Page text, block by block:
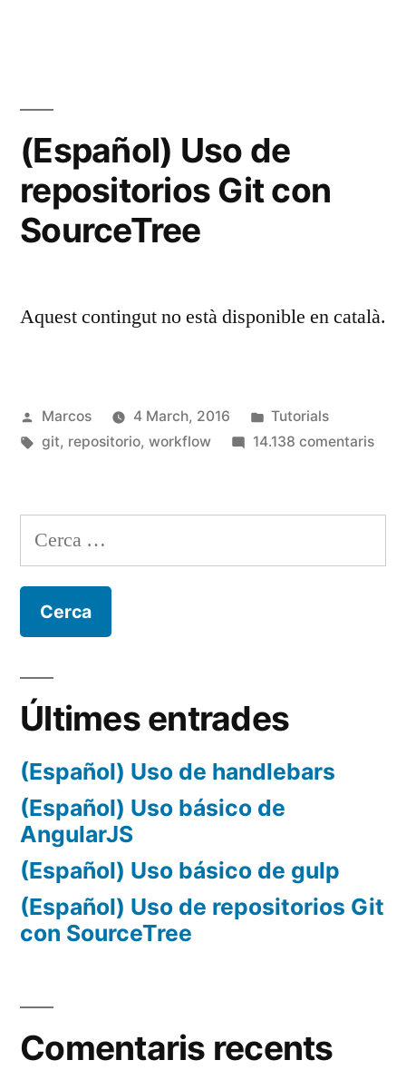
(Español) Uso de
repositorios Git con
SourceTree
Aquest contingut no està disponible en català.
Publicat
per
Marcos 4 March, 2016
Publicat
en
Tutorials
Etiquetes:
git, repositorio, workflow 14.138 comentarisa
de
Git
Cerca:
Últimes entrades
(Español) Uso de handlebars
(Español) Uso básico de
AngularJS
(Español) Uso básico de gulp
(Español) Uso de repositorios Git
con SourceTree
Comentaris recents